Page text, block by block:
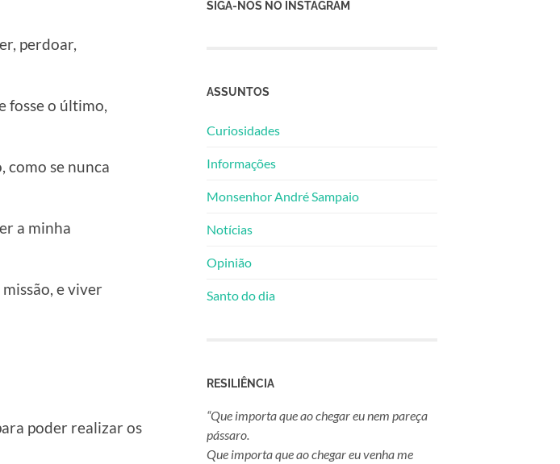
perdoar,
fosse o último,
como se nunca
a minha
e viver
poder realizar os
SIGA-NOS NO INSTAGRAM
ASSUNTOS
Curiosidades
Informações
Monsenhor André Sampaio
Notícias
Opinião
Santo do dia
RESILIÊNCIA
“Que importa que ao chegar eu nem pareça
pássaro.
Que importa que ao chegar eu venha me